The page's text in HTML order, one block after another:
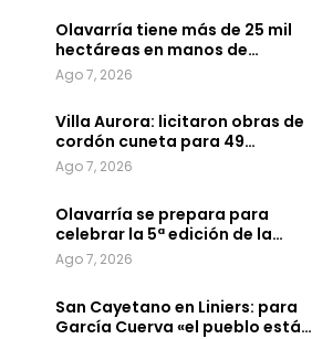
Olavarría tiene más de 25 mil
hectáreas en manos de…
Ago 7, 2026
Villa Aurora: licitaron obras de
cordón cuneta para 49…
Ago 7, 2026
Olavarría se prepara para
celebrar la 5ª edición de la…
Ago 7, 2026
San Cayetano en Liniers: para
García Cuerva «el pueblo está…